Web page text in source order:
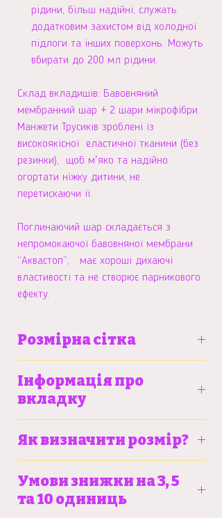
рідини, більш надійні, служать
додатковим захистом від холодної
підлоги та інших поверхонь. Можуть
вбирати до 200 мл рідини.
Склад вкладишів: Бавовняний
мембранний шар + 2 шари мікрофібри.
Манжети Трусиків зроблені із
високоякісної еластичної тканини (без
резинки), щоб м'яко та надійно
огортати ніжку дитини, не
перетискаючи її.
Поглинаючий шар складається з
непромокаючої бавовняної мембрани
“Аквастоп”, має хороші дихаючі
властивості та не створює парникового
ефекту.
Розмірна сітка
S M
6-9 кг
кг
Зріст
дитини
до 86
см
86-
92-
Інформація про
вкладку
вкладку можна почитатитут
Як визначити розмір?
можна знайтитут
Умови знижки на 3, 5
та 10 одиниць